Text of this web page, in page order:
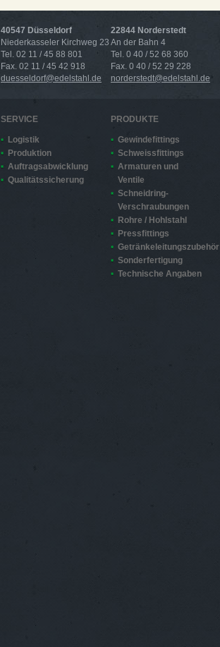
40547 Düsseldorf
Niederkasseler Kirchweg 23
Tel. 02 11 / 45 88 801
Fax. 02 11 / 45 42 918
duesseldorf@edelstahl.de
22844 Norderstedt
An der Bahn 4
Tel. 0 40 / 52 68 360
Fax. 0 40 / 52 29 228
norderstedt@edelstahl.de
SERVICE
Logistik
Produktion
Auftragsabwicklung
Qualitätssicherung
PRODUKTE
Gewindefittings
Schweissfittings
Armaturen und
Ventile
Schneidring-
Verschraubungen
Rohre / Hohlstahl
Pressfittings
Getränkeleitungszubehör
Sonderfertigung
Technische Angaben